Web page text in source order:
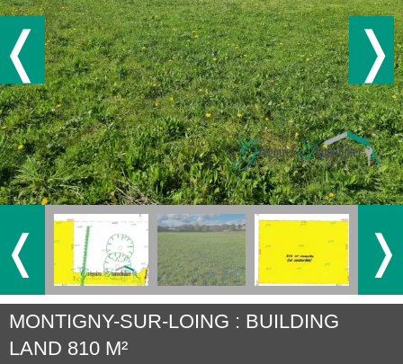
❬ ❭
MONTIGNY-SUR-LOING : BUILDING
LAND 810 M²